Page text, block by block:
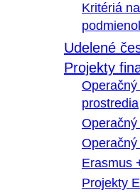
Kritériá
Udelené
Projekty
prostredia
Erasmus
Projekty